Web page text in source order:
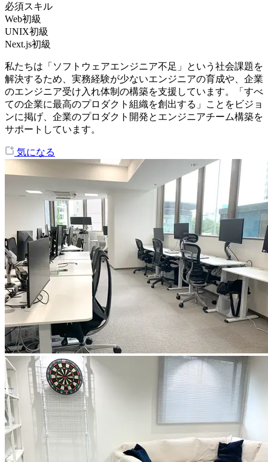
必須スキル
Web初級
UNIX初級
Next.js初級
私たちは「ソフトウェアエンジニア不足」という社会課題を
解決するため、実務経験が少ないエンジニアの育成や、企業
のエンジニア受け入れ体制の構築を支援しています。「すべ
ての企業に最高のプロダクト組織を創出する」ことをビジョ
ンに掲げ、企業のプロダクト開発とエンジニアチーム構築を
サポートしています。
気になる